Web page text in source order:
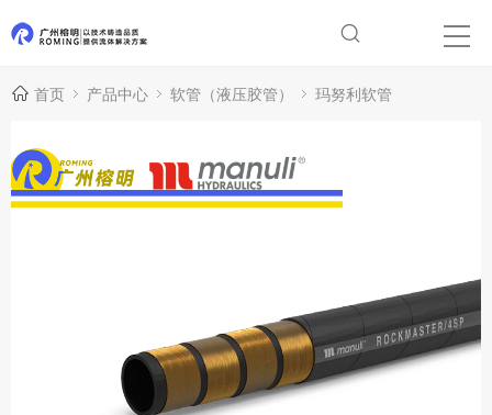
首页 产品中心 软管（液压胶管） 玛努利软管